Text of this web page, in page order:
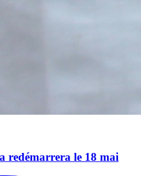
redémarrera le 18 mai